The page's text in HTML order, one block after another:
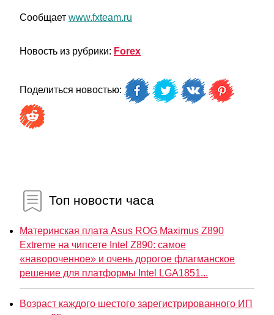
Сообщает www.fxteam.ru
Новость из рубрики: Forex
Поделиться новостью:
Топ новости часа
Материнская плата Asus ROG Maximus Z890
Extreme на чипсете Intel Z890: самое
«навороченное» и очень дорогое флагманское
решение для платформы Intel LGA1851...
Возраст каждого шестого зарегистрированного ИП